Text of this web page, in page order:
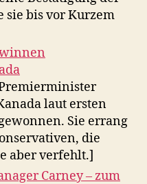
sie bis vor Kurzem
laut ersten
Sie errang
die
aber verfehlt.]
Carney – zum